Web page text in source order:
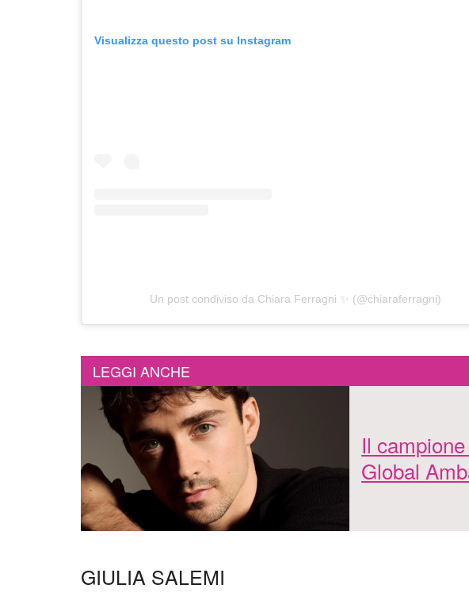
Visualizza questo post su Instagram
Un post condiviso da Chiara Ferragni ✨ (@chiaraferragni)
LEGGI ANCHE
Il
Global
GIULIA SALEMI